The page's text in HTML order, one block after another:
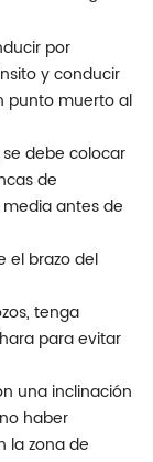
por
y conducir
punto muerto al
debe colocar
de
antes de
el brazo del
tenga
para evitar
una inclinación
haber
la zona de